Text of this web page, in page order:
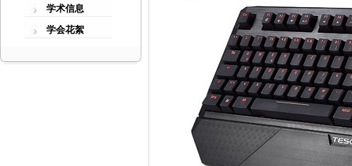
学术信息
学会花絮